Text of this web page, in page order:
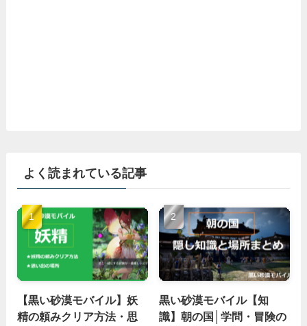
よく読まれている記事
【黒い砂漠モバイル】妖
精の頼みクリア方法・思
黒い砂漠モバイル【知
識】朝の国│学問・冒険の